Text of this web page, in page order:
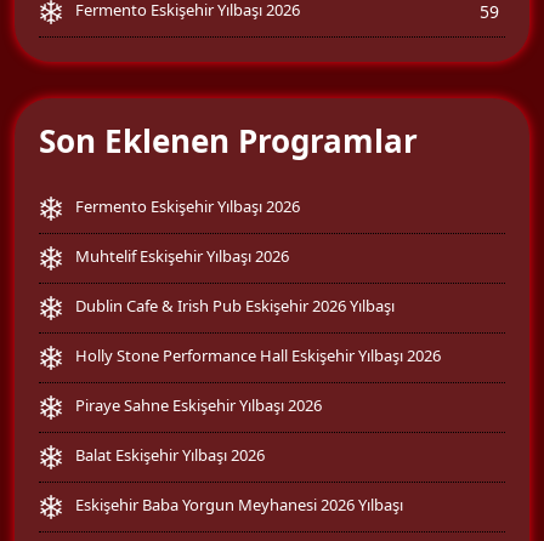
Fermento Eskişehir Yılbaşı 2026 59
Son Eklenen Programlar
Fermento Eskişehir Yılbaşı 2026
Muhtelif Eskişehir Yılbaşı 2026
Dublin Cafe & Irish Pub Eskişehir 2026 Yılbaşı
Holly Stone Performance Hall Eskişehir Yılbaşı 2026
Piraye Sahne Eskişehir Yılbaşı 2026
Balat Eskişehir Yılbaşı 2026
Eskişehir Baba Yorgun Meyhanesi 2026 Yılbaşı